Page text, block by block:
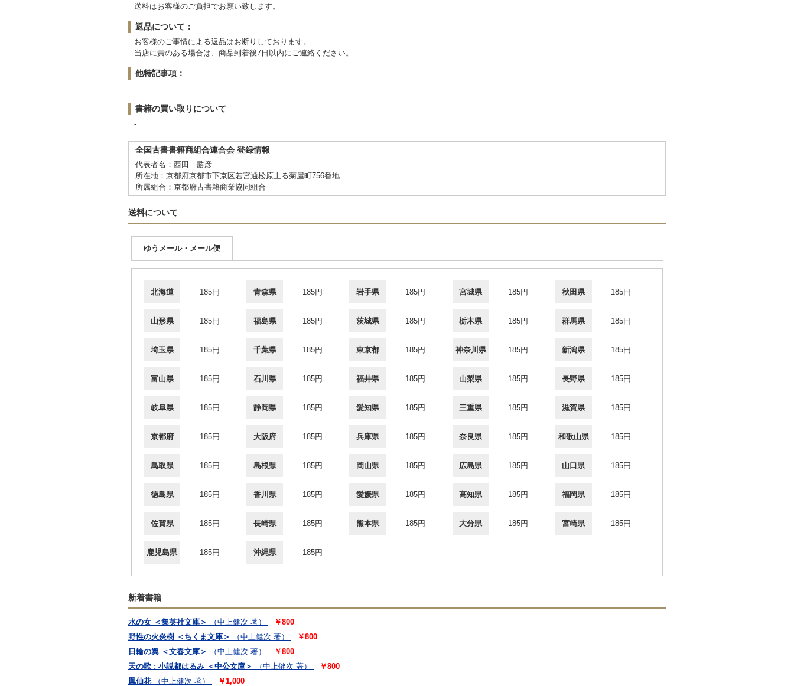
送料はお客様のご負担でお願い致します。
返品について：
お客様のご事情による返品はお断りしております。
当店に責のある場合は、商品到着後7日以内にご連絡ください。
他特記事項：
-
書籍の買い取りについて
-
全国古書書籍商組合連合会 登録情報
代表者名：西田 勝彦
所在地：京都府京都市下京区若宮通松原上る菊屋町756番地
所属組合：京都府古書籍商業協同組合
送料について
ゆうメール・メール便
北海道 185円 青森県 185円 岩手県 185円 宮城県 185円 秋田県 185円
山形県 185円 福島県 185円 茨城県 185円 栃木県 185円 群馬県 185円
埼玉県 185円 千葉県 185円 東京都 185円 神奈川県 185円 新潟県 185円
富山県 185円 石川県 185円 福井県 185円 山梨県 185円 長野県 185円
岐阜県 185円 静岡県 185円 愛知県 185円 三重県 185円 滋賀県 185円
京都府 185円 大阪府 185円 兵庫県 185円 奈良県 185円 和歌山県 185円
鳥取県 185円 島根県 185円 岡山県 185円 広島県 185円 山口県 185円
徳島県 185円 香川県 185円 愛媛県 185円 高知県 185円 福岡県 185円
佐賀県 185円 長崎県 185円 熊本県 185円 大分県 185円 宮崎県 185円
鹿児島県 185円 沖縄県 185円
新着書籍
水の女 ＜集英社文庫＞ （中上健次 著）
￥800
野性の火炎樹 ＜ちくま文庫＞
（中上健次 著）
￥800
日輪の翼 ＜文春文庫＞
（中上健次 著）
￥800
天の歌 : 小説都はるみ ＜中公文庫＞
（中上健次 著）
￥800
鳳仙花
（中上健次 著）
￥1,000